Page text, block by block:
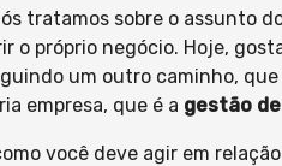
tratamos sobre o assunto
o próprio negócio. Hoje,
um outro caminho,
empresa, que é a gestão
você deve agir em